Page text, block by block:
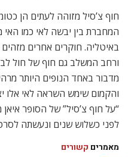
חוף צ’סיל מזוהה לעתים הן
המחברת בין יבשה לאי כמו האי
באיטליה. חוקרים אחרים
ורחב המשלב גם חוף של חול
מדבור באחד הנופים היותר
והקמום שימש השראה לאי אלו
“על חוף צ’סיל” של הסופר
לפני כשלוש שנים ונעשתה
מאמרים קשורים